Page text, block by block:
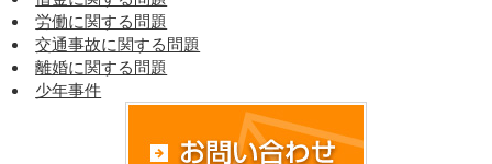
労働に関する問題
交通事故に関する問題
離婚に関する問題
少年事件